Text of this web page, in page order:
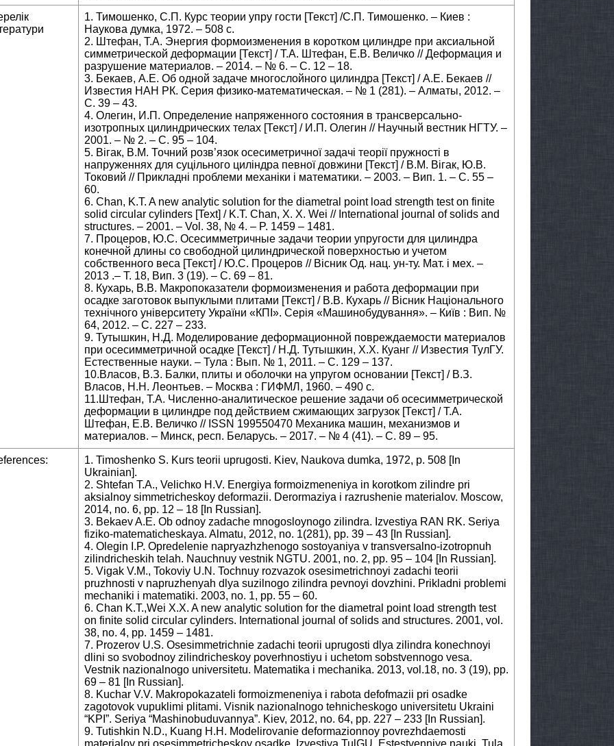
1. Тимошенко, С.П. Курс теории упру гости [Текст] /С.П. Тимошенко. – Киев :
Наукова думка, 1972. – 508 с.
2. Штефан, Т.А. Энергия формоизменения в коротком цилиндре при аксиальной
симметрической деформации [Текст] / Т.А. Штефан, Е.В. Величко // Деформация и
разрушение материалов. – 2014. – № 6. – С. 12 – 18.
3. Бекаев, А.Е. Об одной задаче многослойного цилиндра [Текст] / А.Е. Бекаев //
Известия НАН РК. Серия физико-математическая. – № 1 (281). – Алматы, 2012. –
С. 39 – 43.
4. Олегин, И.П. Определение напряженного состояния в трансверсально-
изотропных цилиндрических телах [Текст] / И.П. Олегин // Научный вестник НГТУ. –
2001. – № 2. – С. 95 – 104.
5. Вігак, В.М. Точний розв’язок осесиметричної задачі теорії пружності в
напруженнях для суцільного циліндра певної довжини [Текст] / В.М. Вігак, Ю.В.
Токовий // Прикладні проблеми механіки і математики. – 2003. – Вип. 1. – С. 55 –
60.
6. Chan, K.T. A new analytic solution for the diametral point load strength test on finite
solid circular cylinders [Text] / K.T. Chan, X. X. Wei // International journal of solids and
structures. – 2001. – Vol. 38, № 4. – P. 1459 – 1481.
7. Процеров, Ю.С. Осесимметричные задачи теории упругости для цилиндра
конечной длины со свободной цилиндрической поверхностью и учетом
собственного веса [Текст] / Ю.С. Процеров // Вiсник Од. нац. ун-ту. Мат. i мех. –
2013 .– Т. 18, Вип. 3 (19). – С. 69 – 81.
8. Кухарь, В.В. Макропоказатели формоизменения и работа деформации при
осадке заготовок выпуклыми плитами [Текст] / В.В. Кухарь // Вісник Національного
технічного університету України «КПІ». Серія «Машинобудування». – Київ : Вип. №
64, 2012. – С. 227 – 233.
9. Тутышкин, Н.Д. Моделирование деформационной повреждаемости материалов
при осесимметричной осадке [Текст] / Н.Д. Тутышкин, Х.Х. Куанг // Известия ТулГУ.
Естественные науки. – Тула : Вып. № 1, 2011. – С. 129 – 137.
10.Власов, В.З. Балки, плиты и оболочки на упругом основании [Текст] / В.З.
Власов, Н.Н. Леонтьев. – Москва : ГИФМЛ, 1960. – 490 с.
11.Штефан, Т.А. Численно-аналитическое решение задачи об осесимметрической
деформации в цилиндре под действием сжимающих загрузок [Текст] / Т.А.
Штефан, Е.В. Величко // ISSN 199550470 Механика машин, механизмов и
материалов. – Минск, респ. Беларусь. – 2017. – № 4 (41). – С. 89 – 95.
1. Timoshenko S. Kurs teorii uprugosti. Kiev, Naukova dumka, 1972, p. 508 [In
Ukrainian].
2. Shtefan Т.А., Velichко H.V. Energiya formoizmeneniya in korotkom zilindre pri
aksialnoy simmetricheskoy deformazii. Derormaziya i razrushenie materialov. Moscow,
2014, no. 6, pp. 12 – 18 [In Russian].
3. Bekaev A.E. Ob odnoy zadache mnogosloynogo zilindra. Izvestiya RAN RK. Seriya
fiziko-matematicheskaya. Almatu, 2012, no. 1(281), pp. 39 – 43 [In Russian].
4. Olegin I.P. Opredelenie napryazhzhenogo sostoyaniya v transversalno-izotropnuh
zilindricheskih telah. Nauchnuy vestnik NGTU. 2001, no. 2, pp. 95 – 104 [In Russian].
5. Vigak V.M., Tokoviy U.N. Tochnuy rozvazok osesimetrichnoyi zadachi teorii
pruzhnosti v napruzhenyah dlya suzilnogo zilindra pevnoyi dovzhini. Prikladni problemi
mechaniki i matematiki. 2003, no. 1, pp. 55 – 60.
6. Chan K.T.,Wei X.X. A new analytic solution for the diametral point load strength test
on finite solid circular cylinders. International journal of solids and structures. 2001, vol.
38, no. 4, pp. 1459 – 1481.
7. Prozerov U.S. Osesimmetrichnie zadachi teorii uprugosti dlya zilindra konechnoyi
dlini so svobodnoy zilindricheskoy poverhnostiyu i uchetom sobstvennogo vesa.
Vestnik nazionalnogo universitetu. Matematika i mechanika. 2013, vol.18, no. 3 (19), pp.
69 – 81 [In Russian].
8. Kuchar V.V. Makropokazateli formoizmeneniya i rabota defofmazii pri osadke
zagotovok vupuklimi plitami. Visnik nazionalnogo tehnicheskogo universitetu Ukraini
“KPI”. Seriya “Mashinobuduvannya”. Kiev, 2012, no. 64, pp. 227 – 233 [In Russian].
9. Tutishkin N.D., Kuang H.H. Modelirovanie deformazionnoy povrezhdaemosti